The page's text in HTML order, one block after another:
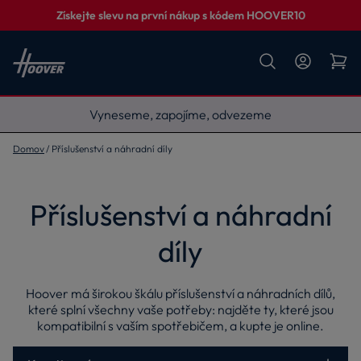
Získejte slevu na první nákup s kódem HOOVER10
Vyneseme, zapojíme, odvezeme
Domov Příslušenství a náhradní díly
Příslušenství a náhradní
díly
Hoover má širokou škálu příslušenství a náhradních dílů,
které splní všechny vaše potřeby: najděte ty, které jsou
kompatibilní s vaším spotřebičem, a kupte je online.